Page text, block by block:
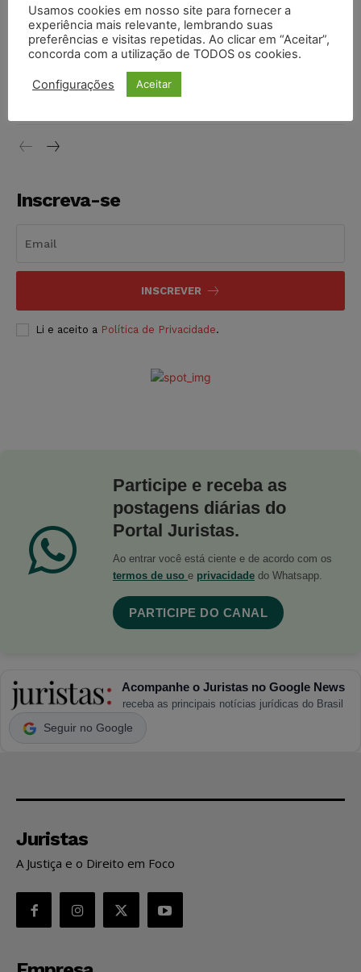
níveis
DIREITO TRIBUTÁRIO 07/08/2026
Justiça do Trabalho mantém justa causa de empregado que
vendia canetas emagrecedoras no local de trabalho
Inscreva-se
INSCREVER
Li e aceito a Política de Privacidade.
Participe e receba as
postagens diárias do
Portal Juristas.
Ao entrar você está ciente e de acordo com os
termos de uso e privacidade do Whatsapp.
PARTICIPE DO CANAL
Acompanhe o Juristas no Google News
receba as principais notícias jurídicas do Brasil
Seguir no Google
Juristas
A Justiça e o Direito em Foco
Usamos cookies em nosso site para fornecer a
experiência mais relevante, lembrando suas
preferências e visitas repetidas. Ao clicar em “Aceitar”,
concorda com a utilização de TODOS os cookies.
Configurações Aceitar